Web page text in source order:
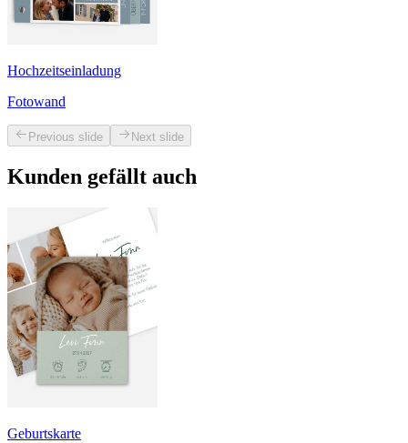
Hochzeitseinladung
Fotowand
Previous slide Next slide
Kunden gefällt auch
Geburtskarte